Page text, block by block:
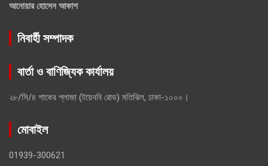
আনোয়ার হোসেন আকাশ
নিবার্হী সম্পাদক
বার্তা ও বাণিজ্যিক কার্যালয়
২৮/সি/৪ শাকের প্লাজা (টয়েনবি রোড) মতিঝিল, ঢাকা-১০০০।
মোবাইল
01939-300621